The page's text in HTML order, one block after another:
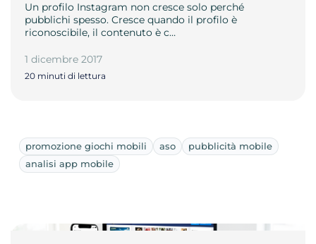
Un profilo Instagram non cresce solo perché
pubblichi spesso. Cresce quando il profilo è
riconoscibile, il contenuto è c…
1 dicembre 2017
20 minuti di lettura
promozione giochi mobili aso
pubblicità mobile
analisi app mobile